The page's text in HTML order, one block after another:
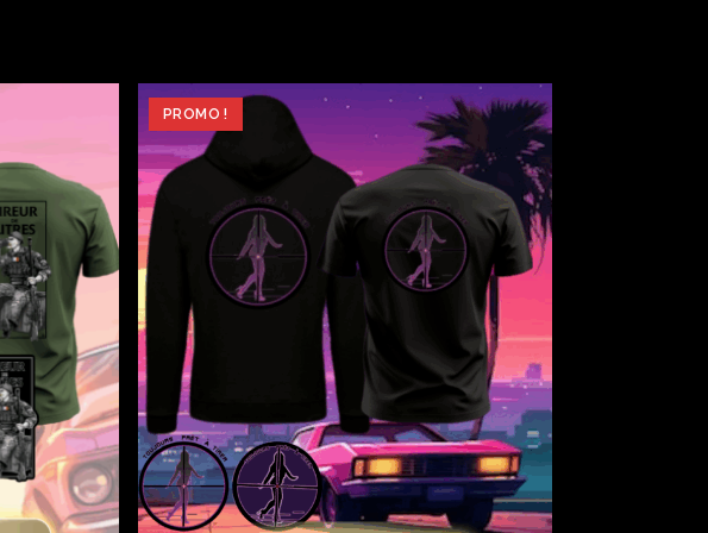
PROMO !